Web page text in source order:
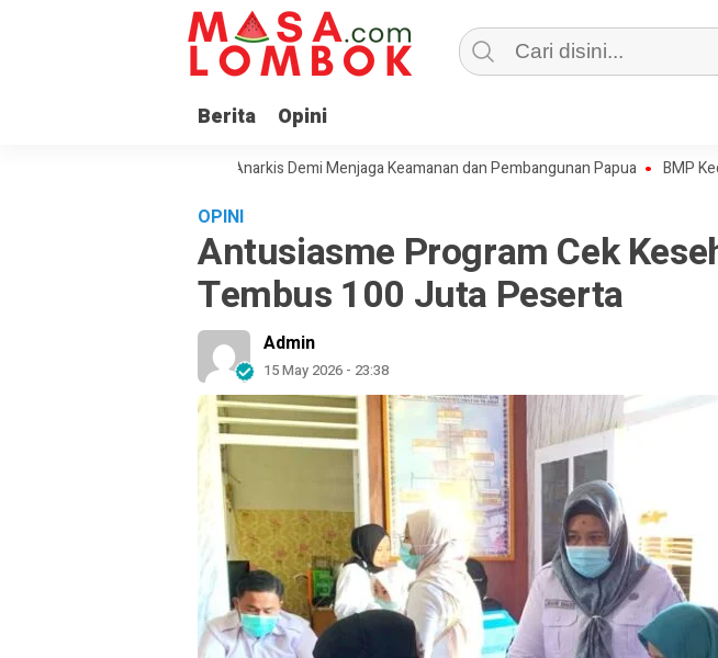
Berita Opini
Masyarakat Tolak Aksi Anarkis Demi Menjaga Keamanan dan Pembangunan Papua BMP Kecam
OPINI
Antusiasme Program Cek
Tembus 100 Juta Peserta
Admin
15 May 2026 - 23:38